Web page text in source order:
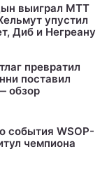
выиграл МТТ
упустил
Диб и Негреану
превратил
поставил
обзор
события WSOP-
чемпиона